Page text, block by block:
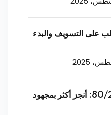
على التسويف والبدء
قاعدة 80/20: أنجز أكثر بمجهود